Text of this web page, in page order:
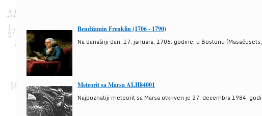
Bendžamin Frenklin (1706 - 1790)
Na današnji dan, 17. januara, 1706. godine, u Bostonu
Meteorit sa Marsa ALH84001
Najpoznatiji meteorit sa Marsa otkriven je 27. decembra 1984.